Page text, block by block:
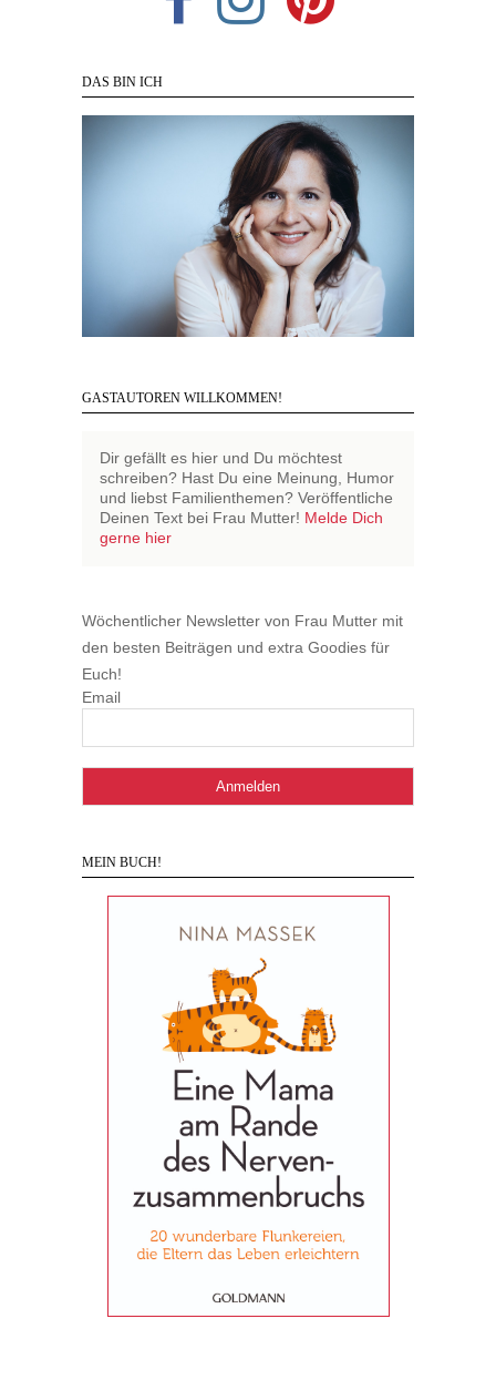
DAS BIN ICH
GASTAUTOREN WILLKOMMEN!
Dir gefällt es hier und Du möchtest
schreiben? Hast Du eine Meinung, Humor
und liebst Familienthemen? Veröffentliche
Deinen Text bei Frau Mutter! Melde Dich
gerne hier
Wöchentlicher Newsletter von Frau Mutter mit
den besten Beiträgen und extra Goodies für
Euch!
Email
MEIN BUCH!